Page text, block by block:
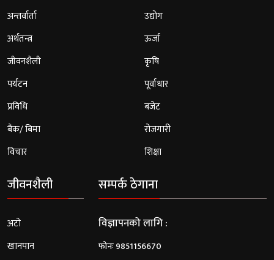
अन्तर्वार्ता
अर्थतन्त्र
जीवनशैली
पर्यटन
प्रविधि
बैंक/ बिमा
विचार
उद्योग
ऊर्जा
कृषि
पूर्वाधार
बजेट
रोजगारी
शिक्षा
जीवनशैली
अटो
खानपान
सम्पर्क ठेगाना
विज्ञापनको लागि :
फोनः 9851156670